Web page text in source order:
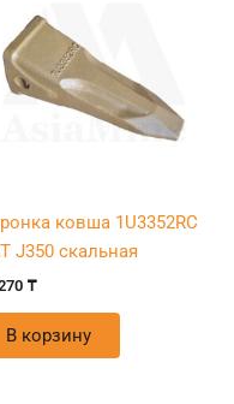
ковша 1U3352RC
J350 скальная
₸
В корзину